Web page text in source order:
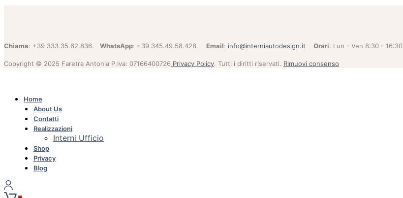
Chiama: +39 333.35.62.836. WhatsApp: +39 345.49.58.428. Email: info@interniautodesign.it Orari: Lun - Ven 8:30 - 16:30
Copyright © 2025 Faretra Antonia P.Iva: 07166400726 Privacy Policy. Tutti i diritti riservati. Rimuovi consenso
Home
About Us
Contatti
Realizzazioni
Interni Ufficio
Shop
Privacy
Blog